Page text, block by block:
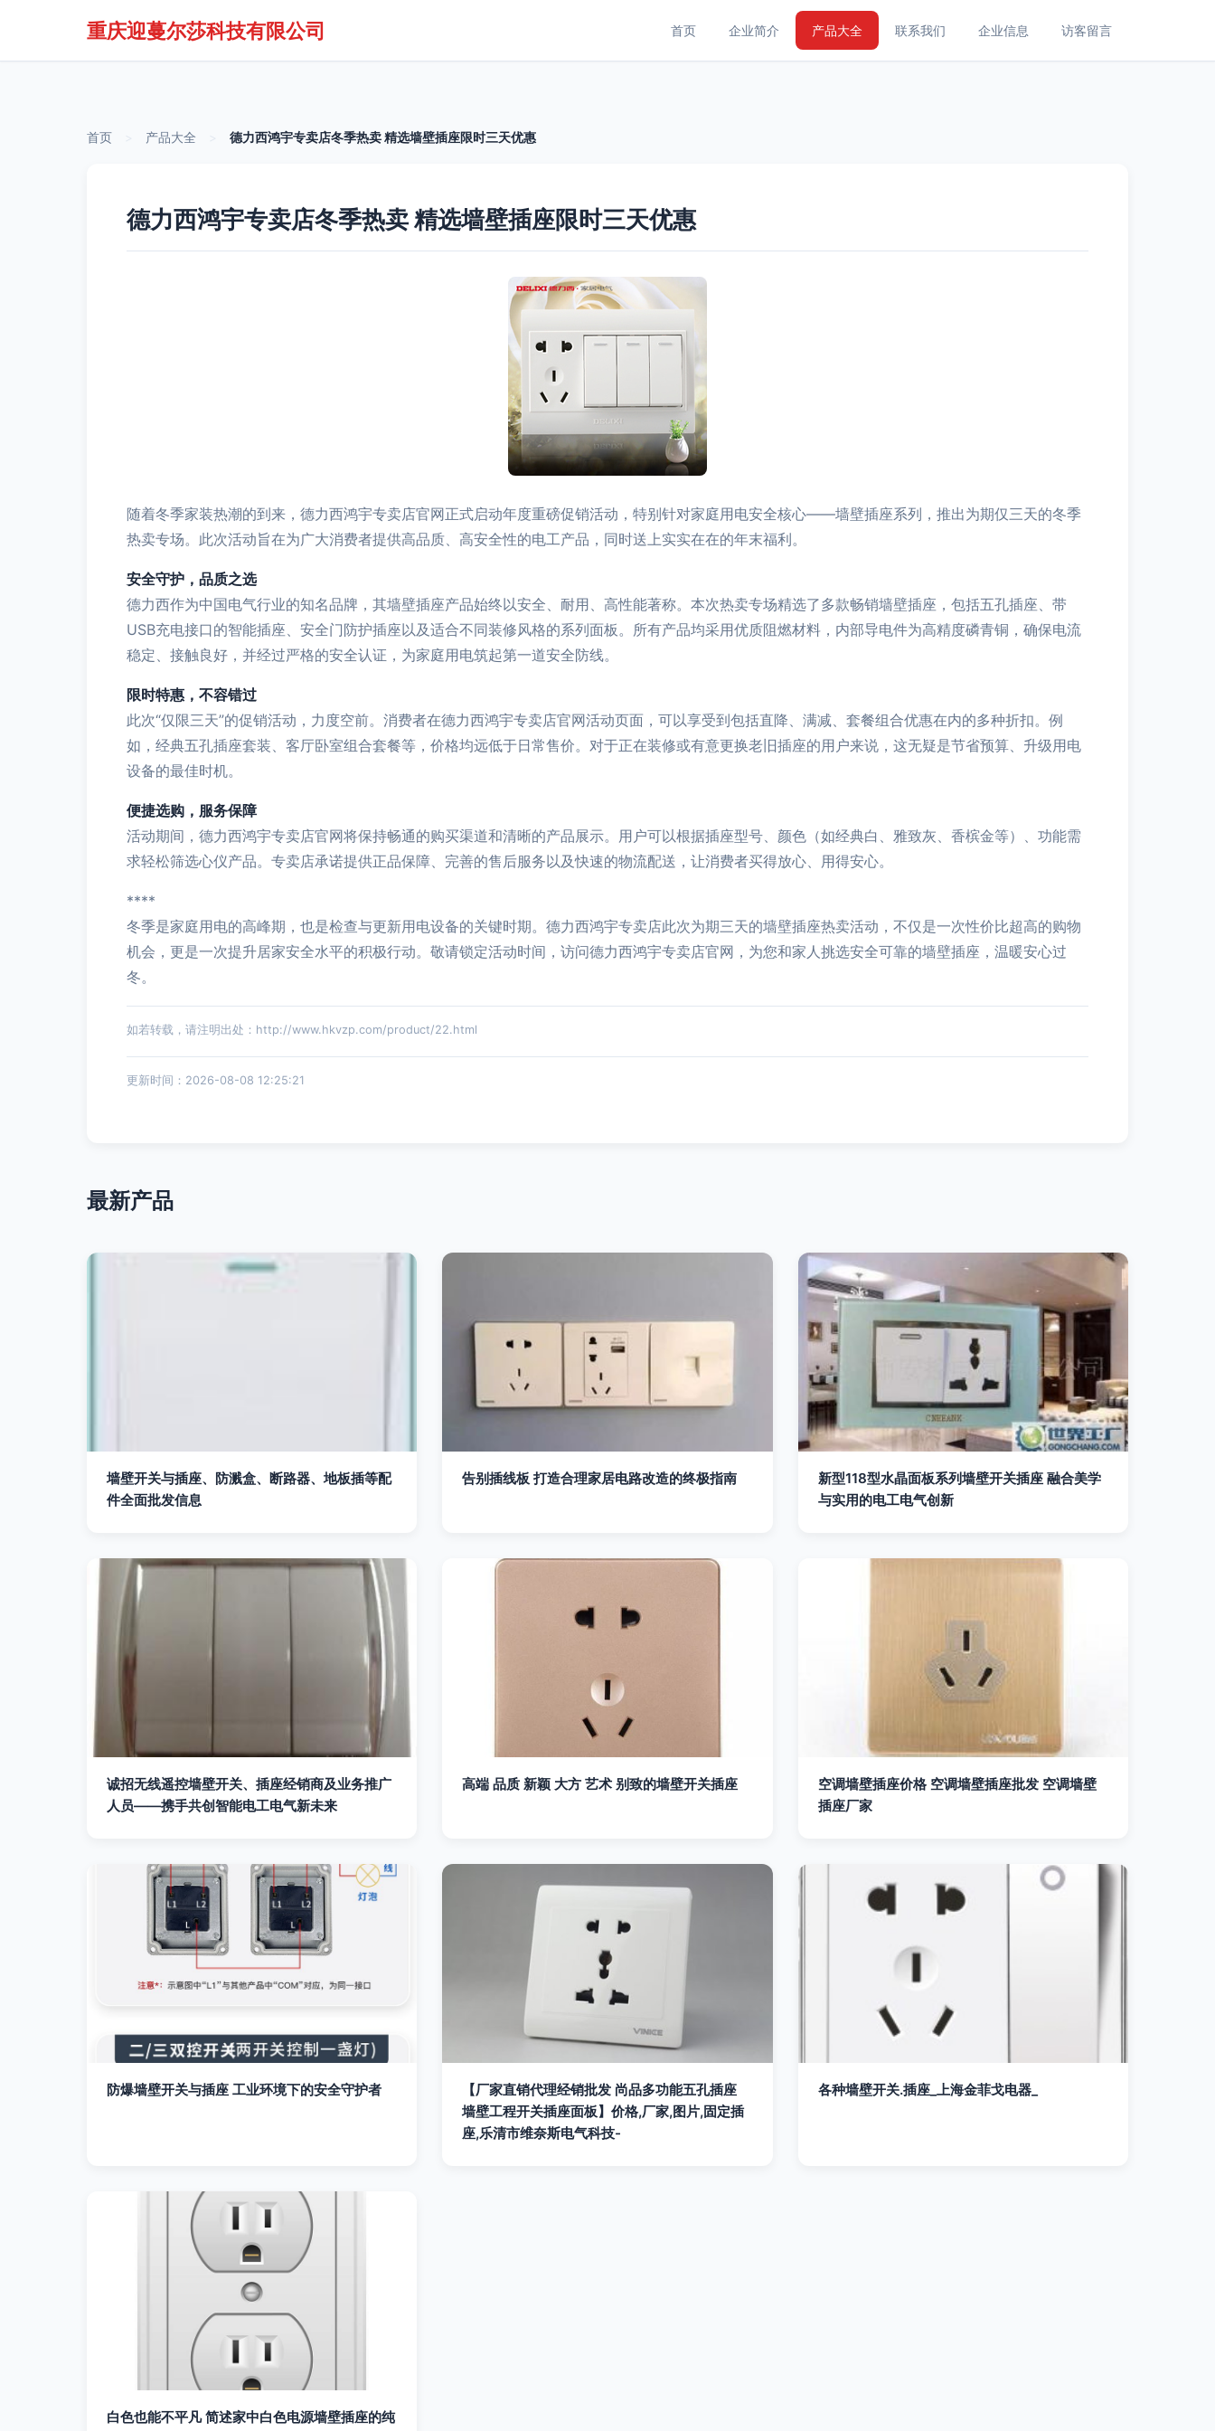
重庆迎蔓尔莎科技有限公司 首页 企业简介 产品大全 联系我们 企业信息 访客留言
首页 产品大全 德力西鸿宇专卖店冬季热卖 精选墙壁插座限时三天优惠
德力西鸿宇专卖店冬季热卖 精选墙壁插座限时三天优惠
随着冬季家装热潮的到来，德力西鸿宇专卖店官网正式启动年度重磅促销活动，特别针对家庭用电安全核心——墙壁插座系列，推出为期仅三天的冬季
热卖专场。此次活动旨在为广大消费者提供高品质、高安全性的电工产品，同时送上实实在在的年末福利。
安全守护，品质之选
德力西作为中国电气行业的知名品牌，其墙壁插座产品始终以安全、耐用、高性能著称。本次热卖专场精选了多款畅销墙壁插座，包括五孔插座、带
USB充电接口的智能插座、安全门防护插座以及适合不同装修风格的系列面板。所有产品均采用优质阻燃材料，内部导电件为高精度磷青铜，确保电流
稳定、接触良好，并经过严格的安全认证，为家庭用电筑起第一道安全防线。
限时特惠，不容错过
此次“仅限三天”的促销活动，力度空前。消费者在德力西鸿宇专卖店官网活动页面，可以享受到包括直降、满减、套餐组合优惠在内的多种折扣。例
如，经典五孔插座套装、客厅卧室组合套餐等，价格均远低于日常售价。对于正在装修或有意更换老旧插座的用户来说，这无疑是节省预算、升级用电
设备的最佳时机。
便捷选购，服务保障
活动期间，德力西鸿宇专卖店官网将保持畅通的购买渠道和清晰的产品展示。用户可以根据插座型号、颜色（如经典白、雅致灰、香槟金等）、功能需
求轻松筛选心仪产品。专卖店承诺提供正品保障、完善的售后服务以及快速的物流配送，让消费者买得放心、用得安心。
****
冬季是家庭用电的高峰期，也是检查与更新用电设备的关键时期。德力西鸿宇专卖店此次为期三天的墙壁插座热卖活动，不仅是一次性价比超高的购物
机会，更是一次提升居家安全水平的积极行动。敬请锁定活动时间，访问德力西鸿宇专卖店官网，为您和家人挑选安全可靠的墙壁插座，温暖安心过
冬。
如若转载，请注明出处：http://www.hkvzp.com/product/22.html
更新时间：2026-08-08 12:25:21
最新产品
墙壁开关与插座、防溅盒、断路器、地板插等配
件全面批发信息
告别插线板 打造合理家居电路改造的终极指南
新型118型水晶面板系列墙壁开关插座 融合美学
与实用的电工电气创新
诚招无线遥控墙壁开关、插座经销商及业务推广
人员——携手共创智能电工电气新未来
高端 品质 新颖 大方 艺术 别致的墙壁开关插座
空调墙壁插座价格 空调墙壁插座批发 空调墙壁
插座厂家
防爆墙壁开关与插座 工业环境下的安全守护者
【厂家直销代理经销批发 尚品多功能五孔插座
墙壁工程开关插座面板】价格,厂家,图片,固定插
座,乐清市维奈斯电气科技-
各种墙壁开关.插座_上海金菲戈电器_
白色也能不平凡 简述家中白色电源墙壁插座的纯